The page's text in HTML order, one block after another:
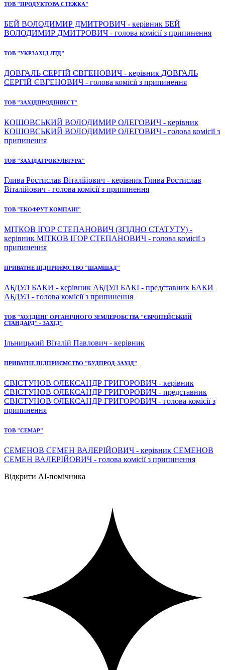
ТОВ "ПРОДУКТОВА СТЕЖКА"
БЕЙ ВОЛОДИМИР ДМИТРОВИЧ - керівник БЕЙ
ВОЛОДИМИР ДМИТРОВИЧ - голова комісії з припинення
ТОВ "УКРЗАХІД ЛТД"
ДОВГАЛЬ СЕРГІЙ ЄВГЕНОВИЧ - керівник ДОВГАЛЬ
СЕРГІЙ ЄВГЕНОВИЧ - голова комісії з припинення
ТОВ "ЗАХІДПРОДІНВЕСТ"
КОШОВСЬКИЙ ВОЛОДИМИР ОЛЕГОВИЧ - керівник
КОШОВСЬКИЙ ВОЛОДИМИР ОЛЕГОВИЧ - голова комісії з
припинення
ТОВ "ЗАХІДАГРОКУЛЬТУРА"
Глива Ростислав Віталійович - керівник Глива Ростислав
Віталійович - голова комісії з припинення
ТОВ "ЕКОФРУТ КОМПАНІ"
МІТКОВ ІГОР СТЕПАНОВИЧ (ЗГІДНО СТАТУТУ) -
керівник МІТКОВ ІГОР СТЕПАНОВИЧ - голова комісії з
припинення
ПРИВАТНЕ ПІДПРИЄМСТВО "ШАМШАД"
АБДУЛ БАКИ - керівник АБДУЛ БАКІ - представник БАКИ
АБДУЛ - голова комісії з припинення
ТОВ "ХОЛДИНГ ОРГАНІЧНОГО ЗЕМЛЕРОБСТВА "ЄВРОПЕЙСЬКИЙ
СТАНДАРД" - ЗАХІД"
Ільницький Віталій Павлович - керівник
ПРИВАТНЕ ПІДПРИЄМСТВО "БУДПРОД-ЗАХІД"
СВІСТУНОВ ОЛЕКСАНДР ГРИГОРОВИЧ - керівник
СВІСТУНОВ ОЛЕКСАНДР ГРИГОРОВИЧ - представник
СВІСТУНОВ ОЛЕКСАНДР ГРИГОРОВИЧ - голова комісії з
припинення
ТОВ "СЕМАР"
СЕМЕНОВ СЕМЕН ВАЛЕРІЙОВИЧ - керівник СЕМЕНОВ
СЕМЕН ВАЛЕРІЙОВИЧ - голова комісії з припинення
Відкрити AI-помічника